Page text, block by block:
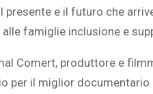
presente e il futuro che
famiglie inclusione e
Comert, produttore e
per il miglior
L’ATTIVITÀ CEREBRALE
LE MELODIE CHE
PERSONE IMMAGINANO